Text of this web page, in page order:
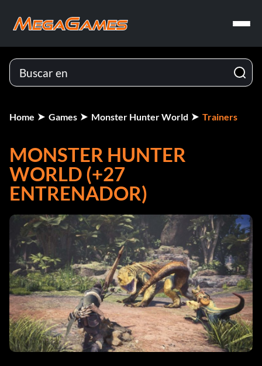
Home Games Monster Hunter World Trainers
MONSTER HUNTER
WORLD (+27
ENTRENADOR)